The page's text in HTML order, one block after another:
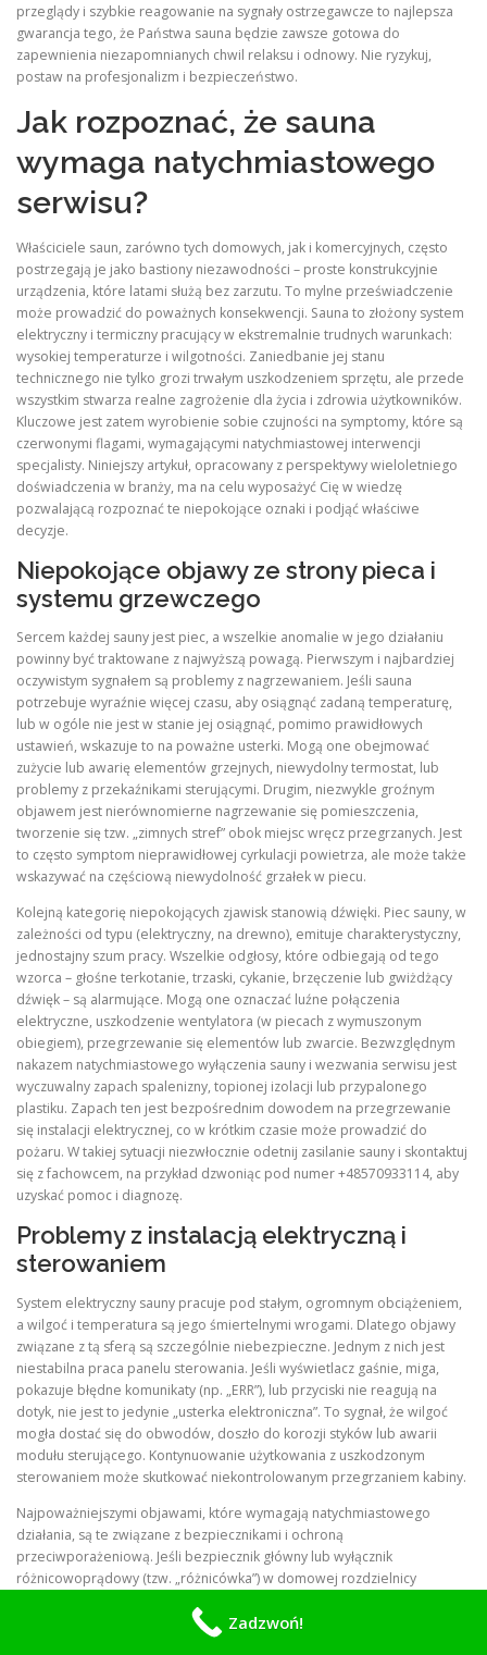
przeglądy i szybkie reagowanie na sygnały ostrzegawcze to najlepsza
gwarancja tego, że Państwa sauna będzie zawsze gotowa do
zapewnienia niezapomnianych chwil relaksu i odnowy. Nie ryzykuj,
postaw na profesjonalizm i bezpieczeństwo.
Jak rozpoznać, że sauna
wymaga natychmiastowego
serwisu?
Właściciele saun, zarówno tych domowych, jak i komercyjnych, często
postrzegają je jako bastiony niezawodności – proste konstrukcyjnie
urządzenia, które latami służą bez zarzutu. To mylne przeświadczenie
może prowadzić do poważnych konsekwencji. Sauna to złożony system
elektryczny i termiczny pracujący w ekstremalnie trudnych warunkach:
wysokiej temperaturze i wilgotności. Zaniedbanie jej stanu
technicznego nie tylko grozi trwałym uszkodzeniem sprzętu, ale przede
wszystkim stwarza realne zagrożenie dla życia i zdrowia użytkowników.
Kluczowe jest zatem wyrobienie sobie czujności na symptomy, które są
czerwonymi flagami, wymagającymi natychmiastowej interwencji
specjalisty. Niniejszy artykuł, opracowany z perspektywy wieloletniego
doświadczenia w branży, ma na celu wyposażyć Cię w wiedzę
pozwalającą rozpoznać te niepokojące oznaki i podjąć właściwe
decyzje.
Niepokojące objawy ze strony pieca i
systemu grzewczego
Sercem każdej sauny jest piec, a wszelkie anomalie w jego działaniu
powinny być traktowane z najwyższą powagą. Pierwszym i najbardziej
oczywistym sygnałem są problemy z nagrzewaniem. Jeśli sauna
potrzebuje wyraźnie więcej czasu, aby osiągnąć zadaną temperaturę,
lub w ogóle nie jest w stanie jej osiągnąć, pomimo prawidłowych
ustawień, wskazuje to na poważne usterki. Mogą one obejmować
zużycie lub awarię elementów grzejnych, niewydolny termostat, lub
problemy z przekaźnikami sterującymi. Drugim, niezwykle groźnym
objawem jest nierównomierne nagrzewanie się pomieszczenia,
tworzenie się tzw. „zimnych stref” obok miejsc wręcz przegrzanych. Jest
to często symptom nieprawidłowej cyrkulacji powietrza, ale może także
wskazywać na częściową niewydolność grzałek w piecu.
Kolejną kategorię niepokojących zjawisk stanowią dźwięki. Piec sauny, w
zależności od typu (elektryczny, na drewno), emituje charakterystyczny,
jednostajny szum pracy. Wszelkie odgłosy, które odbiegają od tego
wzorca – głośne terkotanie, trzaski, cykanie, brzęczenie lub gwiżdżący
dźwięk – są alarmujące. Mogą one oznaczać luźne połączenia
elektryczne, uszkodzenie wentylatora (w piecach z wymuszonym
obiegiem), przegrzewanie się elementów lub zwarcie. Bezwzględnym
nakazem natychmiastowego wyłączenia sauny i wezwania serwisu jest
wyczuwalny zapach spalenizny, topionej izolacji lub przypalonego
plastiku. Zapach ten jest bezpośrednim dowodem na przegrzewanie
się instalacji elektrycznej, co w krótkim czasie może prowadzić do
pożaru. W takiej sytuacji niezwłocznie odetnij zasilanie sauny i skontaktuj
się z fachowcem, na przykład dzwoniąc pod numer +48570933114, aby
uzyskać pomoc i diagnozę.
Problemy z instalacją elektryczną i
sterowaniem
System elektryczny sauny pracuje pod stałym, ogromnym obciążeniem,
a wilgoć i temperatura są jego śmiertelnymi wrogami. Dlatego objawy
związane z tą sferą są szczególnie niebezpieczne. Jednym z nich jest
niestabilna praca panelu sterowania. Jeśli wyświetlacz gaśnie, miga,
pokazuje błędne komunikaty (np. „ERR”), lub przyciski nie reagują na
dotyk, nie jest to jedynie „usterka elektroniczna”. To sygnał, że wilgoć
mogła dostać się do obwodów, doszło do korozji styków lub awarii
modułu sterującego. Kontynuowanie użytkowania z uszkodzonym
sterowaniem może skutkować niekontrolowanym przegrzaniem kabiny.
Najpoważniejszymi objawami, które wymagają natychmiastowego
działania, są te związane z bezpiecznikami i ochroną
przeciwporażeniową. Jeśli bezpiecznik główny lub wyłącznik
różnicowoprądowy (tzw. „różnicówka”) w domowej rozdzielnicy
wolno tego ignorować ani próbować „obejść” problemu poprzez
wymianę bezpiecznika na silniejszy. To bezpośredni komunikat od
Zadzwoń!